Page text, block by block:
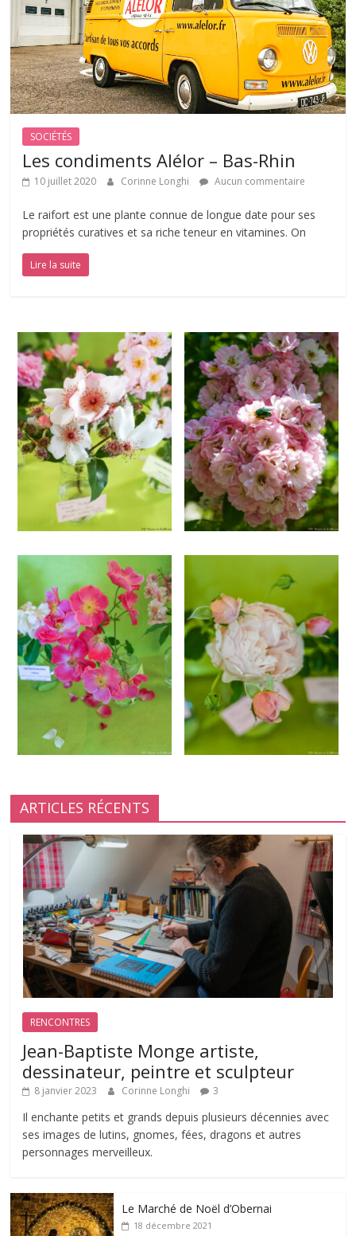
SOCIÉTÉS
Les condiments Alélor – Bas-Rhin
10 juillet 2020 Corinne Longhi Aucun commentaire
Le raifort est une plante connue de longue date pour ses
propriétés curatives et sa riche teneur en vitamines. On
Lire la suite
ARTICLES RÉCENTS
RENCONTRES
Jean-Baptiste Monge artiste,
dessinateur, peintre et sculpteur
8 janvier 2023 Corinne Longhi 3
Il enchante petits et grands depuis plusieurs décennies avec
ses images de lutins, gnomes, fées, dragons et autres
personnages merveilleux.
Le Marché de Noël d’Obernai
18 décembre 2021